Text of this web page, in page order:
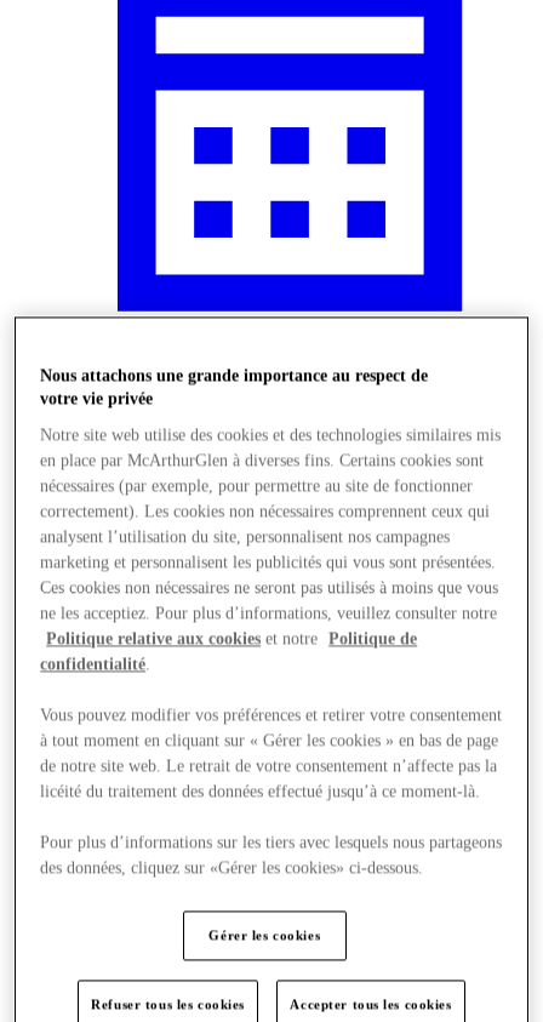
Actualités
Nous rendre visite
Nous attachons une grande importance au respect de
votre vie privée
Notre site web utilise des cookies et des technologies similaires mis
en place par McArthurGlen à diverses fins. Certains cookies sont
nécessaires (par exemple, pour permettre au site de fonctionner
correctement). Les cookies non nécessaires comprennent ceux qui
analysent l’utilisation du site, personnalisent nos campagnes
marketing et personnalisent les publicités qui vous sont présentées.
Ces cookies non nécessaires ne seront pas utilisés à moins que vous
ne les acceptiez. Pour plus d’informations, veuillez consulter notre
Politique relative aux cookies et notre
Politique de
confidentialité.
Vous pouvez modifier vos préférences et retirer votre consentement
à tout moment en cliquant sur « Gérer les cookies » en bas de page
de notre site web. Le retrait de votre consentement n’affecte pas la
licéité du traitement des données effectué jusqu’à ce moment-là.
Pour plus d’informations sur les tiers avec lesquels nous partageons
des données, cliquez sur «Gérer les cookies» ci-dessous.
Gérer les cookies
Refuser tous les cookies Accepter tous les cookies